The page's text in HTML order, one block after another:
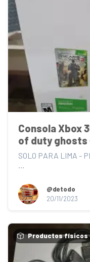
Consola Xbox
of duty ghosts
Audifono (9.9/
SOLO PARA LIMA -
@detodo
20/11/2023
Productos físicos